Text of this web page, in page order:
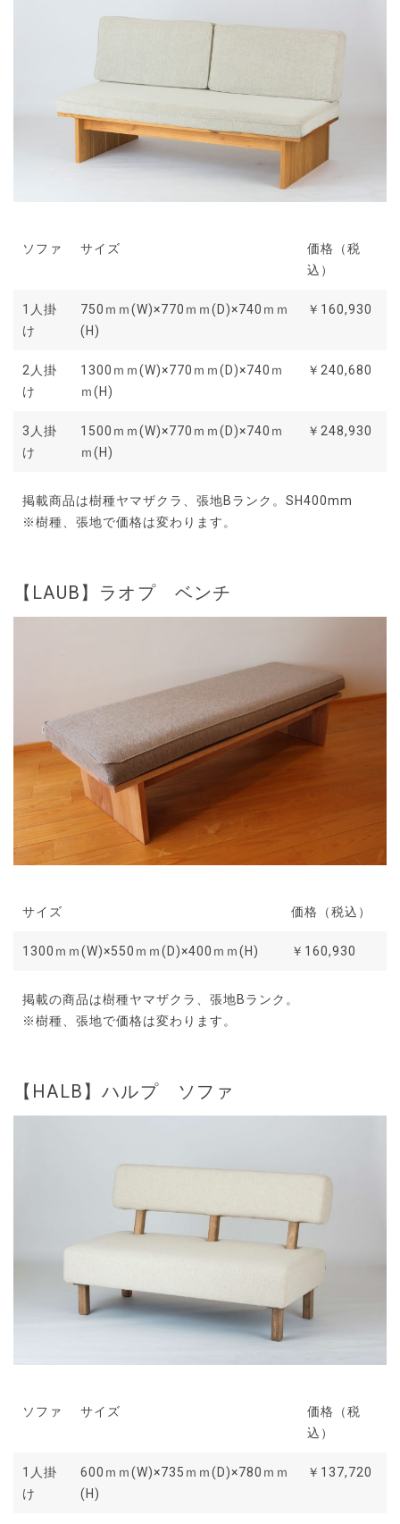
ソファ サイズ
価格（税
込）
1人掛
け
750ｍｍ(W)×770ｍｍ(D)×740ｍｍ
(H)
￥160,930
2人掛
け
1300ｍｍ(W)×770ｍｍ(D)×740ｍ
ｍ(H)
￥240,680
3人掛
け
1500ｍｍ(W)×770ｍｍ(D)×740ｍ
ｍ(H)
￥248,930
掲載商品は樹種ヤマザクラ、張地Bランク。SH400mm
※樹種、張地で価格は変わります。
【LAUB】ラオプ ベンチ
サイズ 価格（税込）
1300ｍｍ(W)×550ｍｍ(D)×400ｍｍ(H) ￥160,930
掲載の商品は樹種ヤマザクラ、張地Bランク。
※樹種、張地で価格は変わります。
【HALB】ハルプ ソファ
ソファ サイズ
価格（税
込）
1人掛
け
600ｍｍ(W)×735ｍｍ(D)×780ｍｍ
(H)
￥137,720